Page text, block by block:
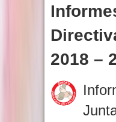
2018 –